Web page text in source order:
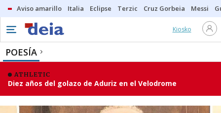
Aviso amarillo Italia Eclipse Terzic Cruz Gorbeia Messi
Kiosko
POESÍA
ATHLETIC
Diez años del golazo de Aduriz en el Velodrome